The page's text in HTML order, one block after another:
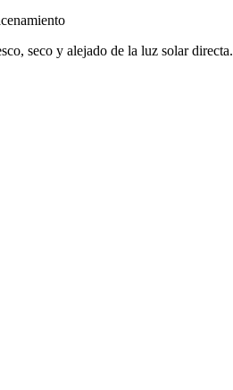
seco y alejado de la luz solar directa.